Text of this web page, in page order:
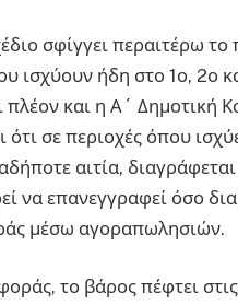
σφίγγει περαιτέρω το
ισχύουν ήδη στο 1ο, 2ο
και η Α΄ Δημοτική
ότι σε περιοχές όπου
αιτία,
να επανεγγραφεί όσο
μέσω αγοραπωλησιών.
το βάρος πέφτει στις